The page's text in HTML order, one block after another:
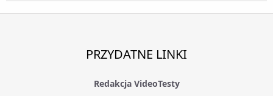
PRZYDATNE LINKI
Redakcja VideoTesty